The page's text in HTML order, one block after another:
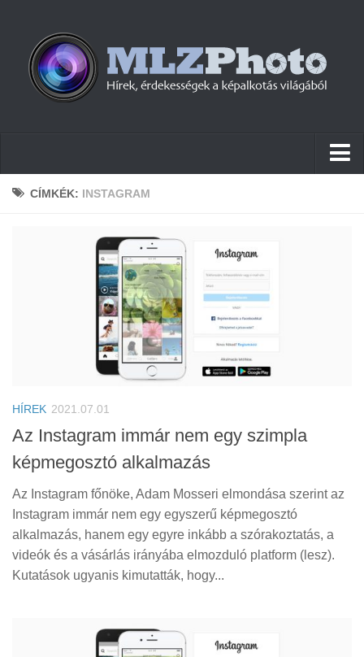
Hírek
Érdekességek
Helyszíni Riport
E-BB
CÍMKÉK: INSTAGRAM
HÍREK 2021.07.01
Az Instagram immár nem egy szimpla
képmegosztó alkalmazás
Az Instagram főnöke, Adam Mosseri elmondása szerint az
Instagram immár nem egy egyszerű képmegosztó
alkalmazás, hanem egy egyre inkább a szórakoztatás, a
videók és a vásárlás irányába elmozduló platform (lesz).
Kutatások ugyanis kimutatták, hogy...